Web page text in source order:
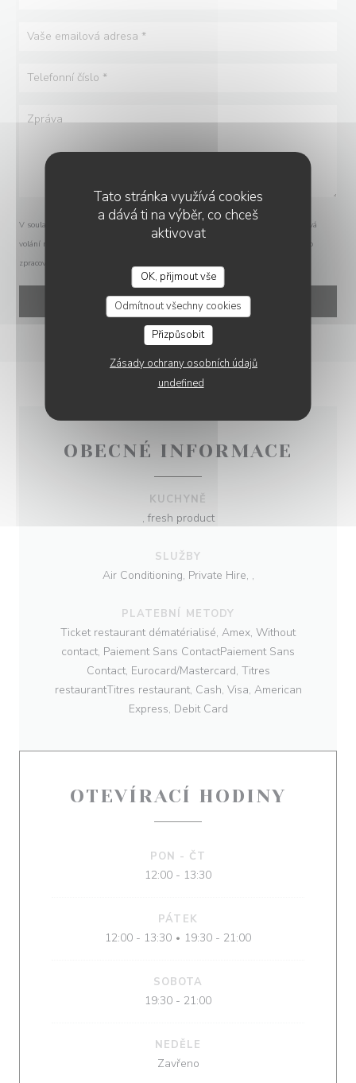
Tato stránka využívá cookies
a dává ti na výběr, co chceš
aktivovat
OK, přijmout vše
Odmítnout všechny cookies
Přizpůsobit
Zásady ochrany osobních údajů
undefined
V souladu se zákonem o ochraně spotřebitele máte právo odmítnout marketingová
volání registrací v Robinsonově seznamu:
. Pro více informací o
zpracování vašich údajů si přečtěte naše
OBECNÉ INFORMACE
KUCHYNĚ
, fresh product
SLUŽBY
Air Conditioning, Private Hire, ,
PLATEBNÍ METODY
Ticket restaurant dématérialisé, Amex, Without
contact, Paiement Sans ContactPaiement Sans
Contact, Eurocard/Mastercard, Titres
restaurantTitres restaurant, Cash, Visa, American
Express, Debit Card
OTEVÍRACÍ HODINY
PON - ČT
12:00 - 13:30
PÁTEK
12:00 - 13:30 • 19:30 - 21:00
SOBOTA
19:30 - 21:00
NEDĚLE
Zavřeno
RESTAURANT LE BEC FIN